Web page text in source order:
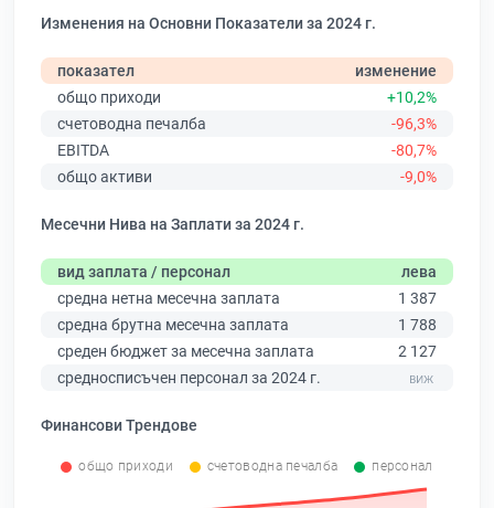
Изменения на Основни Показатели за 2024 г.
показател
изменение
общо приходи
+10,2%
счетоводна печалба
-96,3%
EBITDA
-80,7%
общо активи
-9,0%
Месечни Нива на Заплати за 2024 г.
вид заплата / персонал
лева
средна нетна месечна заплата
1 387
средна брутна месечна заплата
1 788
среден бюджет за месечна заплата
2 127
средносписъчен персонал за 2024 г.
Финансови Трендове
общо приходи счетоводна печалба персонал